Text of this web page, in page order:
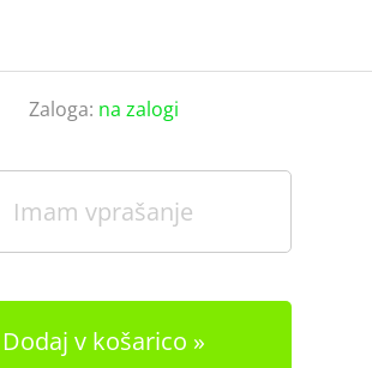
Zaloga: na zalogi
Imam vprašanje
Dodaj v košarico